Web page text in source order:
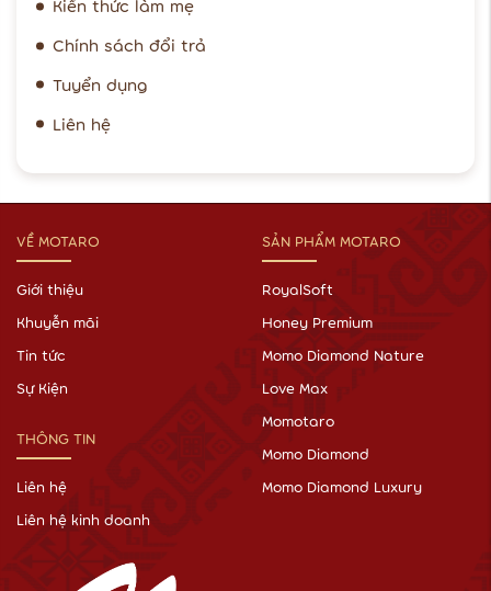
Kiến thức làm mẹ
Chính sách đổi trả
Tuyển dụng
Liên hệ
VỀ MOTARO
Giới thiệu
Khuyễn mãi
Tin tức
Sự Kiện
THÔNG TIN
Liên hệ
Liên hệ kinh doanh
SẢN PHẨM MOTARO
RoyalSoft
Honey Premium
Momo Diamond Nature
Love Max
Momotaro
Momo Diamond
Momo Diamond Luxury